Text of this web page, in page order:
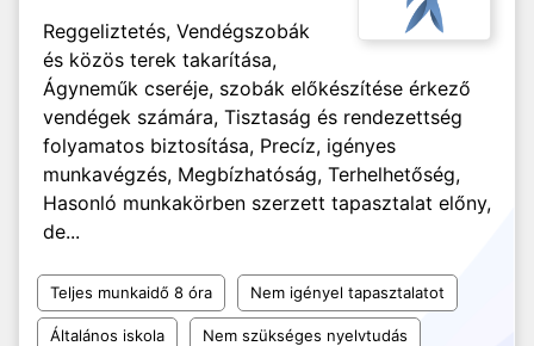
Reggeliztetés, Vendégszobák
és közös terek takarítása,
Ágyneműk cseréje, szobák előkészítése érkező
vendégek számára, Tisztaság és rendezettség
folyamatos biztosítása, Precíz, igényes
munkavégzés, Megbízhatóság, Terhelhetőség,
Hasonló munkakörben szerzett tapasztalat előny,
de...
Teljes munkaidő 8 óra Nem igényel tapasztalatot
Általános iskola Nem szükséges nyelvtudás